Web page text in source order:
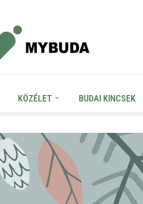
KÖZÉLET BUDAI KINCSEK